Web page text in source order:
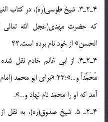
4ـ2ـ3. شيخ طوسي(ره)، در
كه حضرت مهدی(عجل الله تعالي
الحسن» از خود نام برده است.22
4ـ2ـ4. از ابي غانم خادم
مُحَمَّداً و…»؛23 «براي ابو
آمد كه او را محمد نام نهاد و…».
4ـ2ـ 5. شيخ صدوق(ره)، به